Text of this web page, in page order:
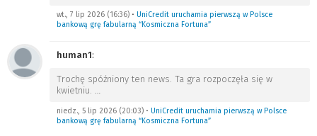
wt., 7 lip 2026 (16:36) • UniCredit uruchamia pierwszą w Polsce
bankową grę fabularną “Kosmiczna Fortuna”
human1:
Trochę spóźniony ten news. Ta gra rozpoczęła się w
kwietniu. …
niedz., 5 lip 2026 (20:03) • UniCredit uruchamia pierwszą w Polsce
bankową grę fabularną “Kosmiczna Fortuna”